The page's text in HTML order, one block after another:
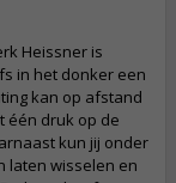
Heissner is
in het donker een
kan op afstand
één druk op de
kun jij onder
laten wisselen en